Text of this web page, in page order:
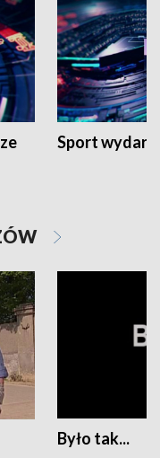
Sport
Było tak...